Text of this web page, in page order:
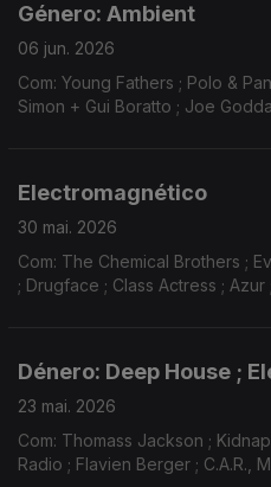
Género: Ambient
06 jun. 2026
Com: Young Fathers ; Polo &
Simon + Gui Boratto ; Joe
Electromagnético
30 mai. 2026
Com: The Chemical Brothers ;
; Drugface ; Class Actress ; Azur
Dénero: Deep House ;
23 mai. 2026
Com: Thomass Jackson ;
Radio ; Flavien Berger ; C.A.R.,